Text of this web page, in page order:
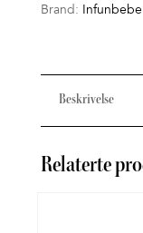
Brand: Infunbebe
Beskrivelse
Relaterte